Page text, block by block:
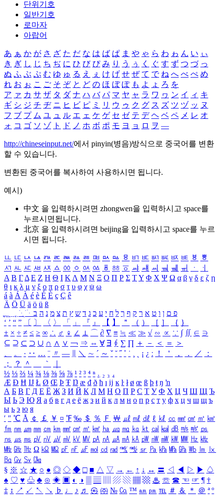
단위기호
일반기호
로마자
아랍어
あ ぁ か が さ ざ た だ な は ば ぱ ま や ゃ ら わ ゎ ん い ぃ
き ぎ し じ ち ぢ に ひ び ぴ み り う ぅ く ぐ す ず つ づ っ
ぬ ふ ぶ ぷ む ゆ ゅ る え ぇ け げ せ ぜ て で ね へ べ ぺ め
れ お ぉ こ ご そ ぞ と ど の ほ ぼ ぽ も よ ょ ろ を
ア ァ カ サ ザ タ ダ ナ ハ バ パ マ ヤ ャ ラ ワ ヮ ン イ ィ キ
ギ シ ジ チ ヂ ニ ヒ ビ ピ ミ リ ウ ゥ ク グ ス ズ ツ ヅ ッ ヌ
フ ブ プ ム ユ ュ ル エ ェ ケ ゲ セ ゼ テ デ ヘ ベ ペ メ レ オ
ォ コ ゴ ソ ゾ ト ド ノ ホ ボ ポ モ ヨ ョ ロ ヲ ―
http://chineseinput.net/에서 pinyin(병음)방식으로 중국어를 변환
할 수 있습니다.
변환된 중국어를 복사하여 사용하시면 됩니다.
예시)
中文 을 입력하시려면 zhongwen을 입력하시고 space를
누르시면됩니다.
北京 을 입력하시려면 beijing을 입력하시고 space를 누르
시면 됩니다.
ㅥ ㅦ ㅧ ㅨ ㅩ ㅪ ㅫ ㅬ ㅭ ㅮ ㅯ ㅰ ㅱ ㅲ ㅳ ㅴ ㅵ ㅶ ㅷ ㅸ
ㅹ
ㅺ ㅻ ㅼ ㅽ ㅾ ㅿ ㆀ ㆁ ㆂ ㆃ ㆄ ㆅ ㆆ ㆇ ㆈ ㆉ ㆊ ㆋ ㆌ ㆍ
ㆎ
Α Β ΓΔ Ε Ζ Η Θ Ι ΚΛ Μ Ν Ξ Ο Π Ρ Σ ΤΥ Φ Χ Ψ Ω α β γ δ ε ζ η
θ ι κ λ μ ν ξ ο π ρ σ τ υ φ χ ψ ω
á à Á À é è É È ç Ç ê
Ä Ö Ü ä ö ü ß
ִֶֹ ֻּ ׁׂ פ ם ן ו ט א ר ק ף ך ל ח י ע כ ג ד ש ץ ת צ מ נ ה ב
‘ ’ “ ” 〔 〕 〈 〉 「 」 『 』 【 】 ＂ （ ） ［ ］ ｛ ｝
± × ÷ ≠ ≤ ≥ ∞ ∴ ♂ ♀ ∠ ⊥ ⌒ ∂ ∇ ≡ ≒ ≪ ≫ √ ∽ ∝ ∵ ∫ ∬ ∈ ∋
⊆ ⊇ ⊂ ⊃ ∪ ∩ ∧ ∨ ￢ ⇒ ⇔ ∀ ∃ ∮ ∑ ∏ ＋ － ＜ ＝
＞
、
。 · ‥ … ¨ 〃 ― ＼ ∼ ´ ～ ˇ ˘ ˝ ˚ ˙ ¸ ¡ ¿ ː ！ ＇ ， ． ／
：
；
？ ＾ ｀
½ ⅓ ⅔ ¼ ¾ ⅛ ⅜ ⅝ ⅞ ¹ ² ³ ⁴ ⁿ ₁ ₂ ₃ ₄
Æ Ð Ħ Ĳ Ł Ø Œ Þ Ŧ Ŋ æ đ ð ħ ı ĳ ĸ ŀ ł ø œ ß þ ŧ ŋ ŉ
А Б В Г Д Е Ё Ж З И Й К Л М Н О П Р С Т У Ф Х Ц Ч Ш Щ Ъ
Ы Ь Э Ю Я а б в г д е ё ж з и й к л м н о п р с т у ф х ц ч ш щ ъ
ы ь э ю я
′ ″ ℃ Å ￠ ￡ ￥ ¤ ℉ ‰ ＄ ％ Ｆ ￦ ㎕ ㎖ ㎗ ℓ ㎘ ㏄ ㎣ ㎤ ㎥ ㎦
㎙ ㎚ ㎛ ㎜ ㎝ ㎞ ㎟ ㎠ ㎡ ㎢ ㏊ ㎍ ㎎ ㎏ ㏏ ㎈ ㎉ ㏈ ㎧ ㎨ ㎰
㎱ ㎲ ㎳ ㎴ ㎵ ㎶ ㎷ ㎸ ㎹ ㎀ ㎁ ㎂ ㎃ ㎄ ㎺ ㎻ ㎽ ㎾ ㎿ ㎐ ㎑
㎒ ㎓ ㎔ Ω ㏀ ㏁ ㎊ ㎋ ㎌ ㏖ ㏅ ㎭ ㎮ ㎯ ㏛ ㎩ ㎪ ㎫ ㎬ ㏝ ㏐
㏓
㏃ ㏉ ㏜ ㏆
§ ※ ☆ ★ ○ ● ◎ ◇ ◆ □ ■ △ ▽ → ← ↑ ↓ ↔ 〓 ◁ ◀ ▷ ▶ ♤
♠ ♡ ♥ ♧ ♣ ⊙ ◈ ▣ ◐ ◑ ▒ ▤ ▨ ▧ ▦ ▩ ♨ ☏ ☎ ☜ ☞ ¶ †
‡ ↕ ↗ ↙ ↖ ↘ ♭ ♩ ♪ ♬ ㉿ ㈜ № ㏇ ™ ㏂ ㏘ ℡ ＃ ＆ ＊ ＠ ª º